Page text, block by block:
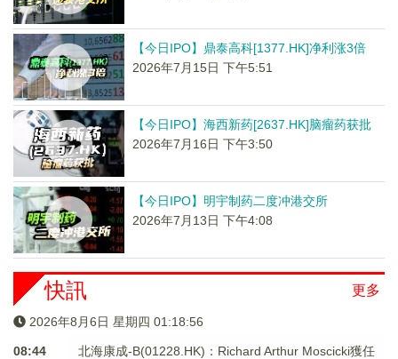
【今日IPO】鼎泰高科[1377.HK]净利涨3倍
2026年7月15日 下午5:51
【今日IPO】海西新药[2637.HK]脑瘤药获批
2026年7月16日 下午3:50
【今日IPO】明宇制药二度冲港交所
2026年7月13日 下午4:08
更多
快訊
2026年8月6日 星期四 01:18:56
08:44
北海康成-B(01228.HK)：Richard Arthur Moscicki獲任